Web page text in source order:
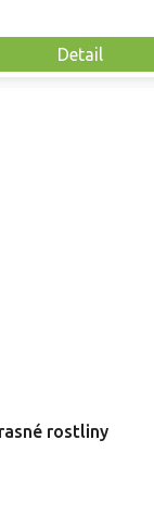
Detail
rostliny